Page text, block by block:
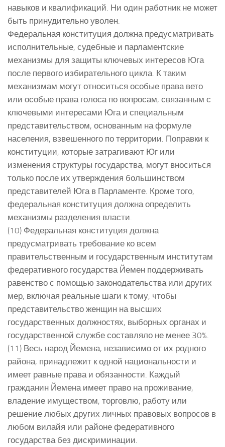
навыков и квалификаций. Ни один работник не может
быть принудительно уволен.
Федеральная конституция должна предусматривать
исполнительные, судебные и парламентские
механизмы для защиты ключевых интересов Юга
после первого избирательного цикла. К таким
механизмам могут относиться особые права вето
или особые права голоса по вопросам, связанным с
ключевыми интересами Юга и специальным
представительством, основанным на формуле
населения, взвешенного по территории. Поправки к
конституции, которые затрагивают Юг или
изменения структуры государства, могут вноситься
только после их утверждения большинством
представителей Юга в Парламенте. Кроме того,
федеральная конституция должна определить
механизмы разделения власти.
(10) Федеральная конституция должна
предусматривать требование ко всем
правительственным и государственным институтам
федеративного государства Йемен поддерживать
равенство с помощью законодательства или других
мер, включая реальные шаги к тому, чтобы
представительство женщин на высших
государственных должностях, выборных органах и
государственной службе составляло не менее 30%.
(11) Весь народ Йемена, независимо от их родного
района, принадлежит к одной национальности и
имеет равные права и обязанности. Каждый
гражданин Йемена имеет право на проживание,
владение имуществом, торговлю, работу или
решение любых других личных правовых вопросов в
любом вилайя или районе федеративного
государства без дискриминации.